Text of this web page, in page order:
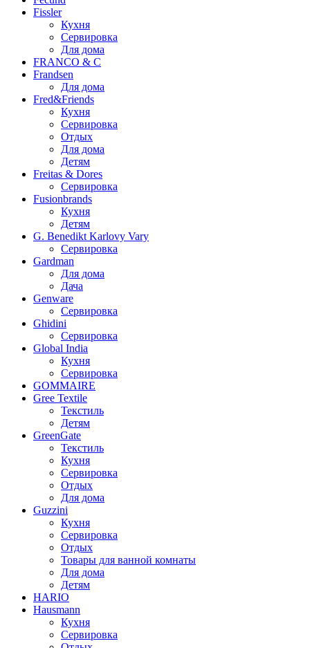
Fissler
Кухня
Сервировка
Для дома
FRANCO & C
Frandsen
Для дома
Fred&Friends
Кухня
Сервировка
Отдых
Для дома
Детям
Freitas & Dores
Сервировка
Fusionbrands
Кухня
Детям
G. Benedikt Karlovy Vary
Сервировка
Gardman
Для дома
Дача
Genware
Сервировка
Ghidini
Сервировка
Global India
Кухня
Сервировка
GOMMAIRE
Gree Textile
Текстиль
Детям
GreenGate
Текстиль
Кухня
Сервировка
Отдых
Для дома
Guzzini
Кухня
Сервировка
Отдых
Товары для ванной комнаты
Для дома
Детям
HARIO
Hausmann
Кухня
Сервировка